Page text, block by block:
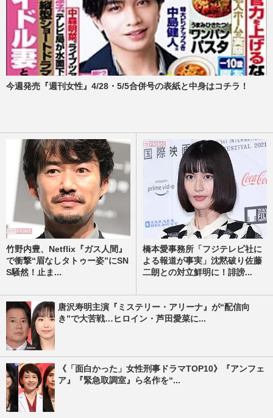
今週発売『週刊女性』4/28・5/5合併号の表紙と中身はコチラ！
竹野内豊、Netflix『ガス人間』
で衝撃“眉なしタトゥー姿”にSN
S騒然！止ま...
橋本愛事務所「フジテレビ社に
よる報道が事実」沈黙破り佐藤
二朗との対立鮮明に！誹謗...
唐沢寿明主演『ミステリー・アリーナ』が“配信向
き”で大苦戦…ヒロイン・芦田愛菜に...
《「面白かった」女性刑事ドラマTOP10》『アンフェ
ア』『緊急取調室』ら名作を“...